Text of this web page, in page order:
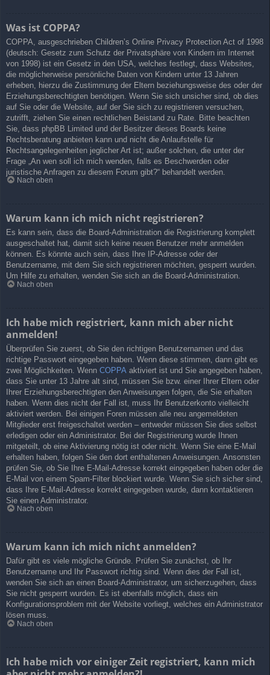
Was ist COPPA?
COPPA, ausgeschrieben Children’s Online Privacy Protection Act of 1998
(deutsch: Gesetz zum Schutz der Privatsphäre von Kindern im Internet
von 1998) ist ein Gesetz in den USA, welches festlegt, dass Websites,
die möglicherweise persönliche Daten von Kindern unter 13 Jahren
erheben, hierzu die Zustimmung der Eltern beziehungsweise des oder der
Erziehungsberechtigten benötigen. Wenn Sie sich unsicher sind, ob dies
auf Sie oder die Website, auf der Sie sich zu registrieren versuchen,
zutrifft, ziehen Sie einen rechtlichen Beistand zu Rate. Bitte beachten
Sie, dass phpBB Limited und der Besitzer dieses Boards keine
Rechtsberatung anbieten kann und nicht die Anlaufstelle für
Rechtsangelegenheiten jeglicher Art ist; außer solchen, die unter der
Frage „An wen soll ich mich wenden, falls es Beschwerden oder
juristische Anfragen zu diesem Forum gibt?“ behandelt werden.
Nach oben
Warum kann ich mich nicht registrieren?
Es kann sein, dass die Board-Administration die Registrierung komplett
ausgeschaltet hat, damit sich keine neuen Benutzer mehr anmelden
können. Es könnte auch sein, dass Ihre IP-Adresse oder der
Benutzername, mit dem Sie sich registrieren möchten, gesperrt wurden.
Um Hilfe zu erhalten, wenden Sie sich an die Board-Administration.
Nach oben
Ich habe mich registriert, kann mich aber nicht
anmelden!
Überprüfen Sie zuerst, ob Sie den richtigen Benutzernamen und das
richtige Passwort eingegeben haben. Wenn diese stimmen, dann gibt es
zwei Möglichkeiten. Wenn COPPA aktiviert ist und Sie angegeben haben,
dass Sie unter 13 Jahre alt sind, müssen Sie bzw. einer Ihrer Eltern oder
Ihrer Erziehungsberechtigten den Anweisungen folgen, die Sie erhalten
haben. Wenn dies nicht der Fall ist, muss Ihr Benutzerkonto vielleicht
aktiviert werden. Bei einigen Foren müssen alle neu angemeldeten
Mitglieder erst freigeschaltet werden – entweder müssen Sie dies selbst
erledigen oder ein Administrator. Bei der Registrierung wurde Ihnen
mitgeteilt, ob eine Aktivierung nötig ist oder nicht. Wenn Sie eine E-Mail
erhalten haben, folgen Sie den dort enthaltenen Anweisungen. Ansonsten
prüfen Sie, ob Sie Ihre E-Mail-Adresse korrekt eingegeben haben oder die
E-Mail von einem Spam-Filter blockiert wurde. Wenn Sie sich sicher sind,
dass Ihre E-Mail-Adresse korrekt eingegeben wurde, dann kontaktieren
Sie einen Administrator.
Nach oben
Warum kann ich mich nicht anmelden?
Dafür gibt es viele mögliche Gründe. Prüfen Sie zunächst, ob Ihr
Benutzername und Ihr Passwort richtig sind. Wenn dies der Fall ist,
wenden Sie sich an einen Board-Administrator, um sicherzugehen, dass
Sie nicht gesperrt wurden. Es ist ebenfalls möglich, dass ein
Konfigurationsproblem mit der Website vorliegt, welches ein Administrator
lösen muss.
Nach oben
Ich habe mich vor einiger Zeit registriert, kann mich